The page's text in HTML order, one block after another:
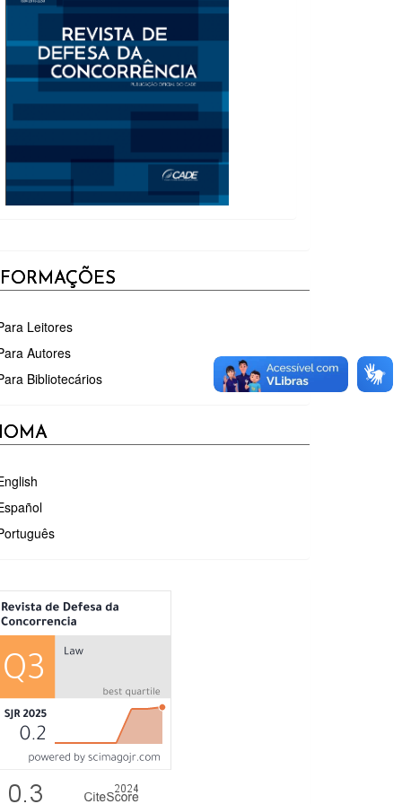
Leitores
Autores
Bibliotecários